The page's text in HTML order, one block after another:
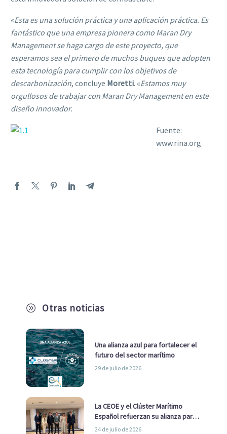
A Otras noticias
Una alianza azul para fortalecer el
futuro del sector marítimo
29 de julio de 2026
La CEOE y el Clúster Marítimo
Español refuerzan su alianza para
impulsar una estrategia Nacional
24 de julio de 2026
«Esta es una solución práctica y una aplicación práctica. Es
fantástico que una empresa pionera como Maran Dry
Management se haga cargo de este proyecto, que
esperamos sea el primero de muchos buques que adopten
esta tecnología para cumplir con los objetivos de
descarbonización, concluye Moretti. «Estamos muy
orgullosos de trabajar con Maran Dry Management en este
diseño innovador.
Fuente:
www.rina.org